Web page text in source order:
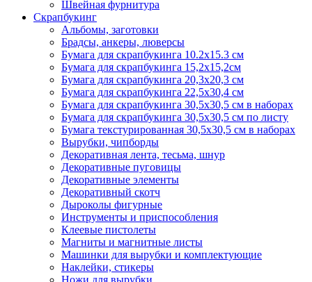
Швейная фурнитура
Скрапбукинг
Альбомы, заготовки
Брадсы, анкеры, люверсы
Бумага для скрапбукинга 10.2х15.3 см
Бумага для скрапбукинга 15,2х15,2см
Бумага для скрапбукинга 20,3х20,3 см
Бумага для скрапбукинга 22,5х30,4 см
Бумага для скрапбукинга 30,5х30,5 см в наборах
Бумага для скрапбукинга 30,5х30,5 см по листу
Бумага текстурированная 30,5х30,5 см в наборах
Вырубки, чипборды
Декоративная лента, тесьма, шнур
Декоративные пуговицы
Декоративные элементы
Декоративный скотч
Дыроколы фигурные
Инструменты и приспособления
Клеевые пистолеты
Магниты и магнитные листы
Машинки для вырубки и комплектующие
Наклейки, стикеры
Ножи для вырубки